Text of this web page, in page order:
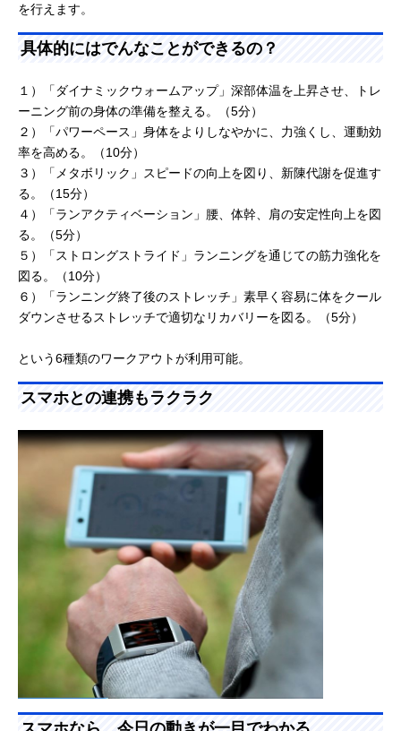
を行えます。
具体的にはでんなことができるの？
１）「ダイナミックウォームアップ」深部体温を上昇させ、トレ
ーニング前の身体の準備を整える。（5分）
２）「パワーペース」身体をよりしなやかに、力強くし、運動効
率を高める。（10分）
３）「メタボリック」スピードの向上を図り、新陳代謝を促進す
る。（15分）
４）「ランアクティベーション」腰、体幹、肩の安定性向上を図
る。（5分）
５）「ストロングストライド」ランニングを通じての筋力強化を
図る。（10分）
６）「ランニング終了後のストレッチ」素早く容易に体をクール
ダウンさせるストレッチで適切なリカバリーを図る。（5分）
という6種類のワークアウトが利用可能。
スマホとの連携もラクラク